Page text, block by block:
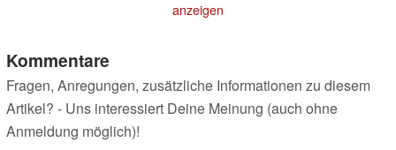
anzeigen
Kommentare
Fragen, Anregungen, zusätzliche Informationen zu diesem
Artikel? - Uns interessiert Deine Meinung (auch ohne
Anmeldung möglich)!